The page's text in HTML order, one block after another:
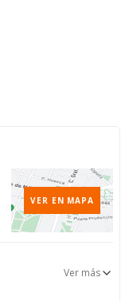
VER EN MAPA
Ver más